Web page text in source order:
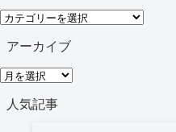
カ
テ
リ
ー
アーカイブ
ア
人気記事